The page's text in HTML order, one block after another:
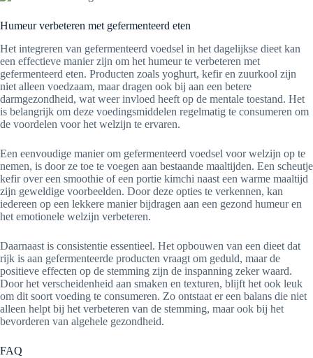
Humeur verbeteren met gefermenteerd eten
Het integreren van gefermenteerd voedsel in het dagelijkse dieet kan
een effectieve manier zijn om het humeur te verbeteren met
gefermenteerd eten. Producten zoals yoghurt, kefir en zuurkool zijn
niet alleen voedzaam, maar dragen ook bij aan een betere
darmgezondheid, wat weer invloed heeft op de mentale toestand. Het
is belangrijk om deze voedingsmiddelen regelmatig te consumeren om
de voordelen voor het welzijn te ervaren.
Een eenvoudige manier om gefermenteerd voedsel voor welzijn op te
nemen, is door ze toe te voegen aan bestaande maaltijden. Een scheutje
kefir over een smoothie of een portie kimchi naast een warme maaltijd
zijn geweldige voorbeelden. Door deze opties te verkennen, kan
iedereen op een lekkere manier bijdragen aan een gezond humeur en
het emotionele welzijn verbeteren.
Daarnaast is consistentie essentieel. Het opbouwen van een dieet dat
rijk is aan gefermenteerde producten vraagt om geduld, maar de
positieve effecten op de stemming zijn de inspanning zeker waard.
Door het verscheidenheid aan smaken en texturen, blijft het ook leuk
om dit soort voeding te consumeren. Zo ontstaat er een balans die niet
alleen helpt bij het verbeteren van de stemming, maar ook bij het
bevorderen van algehele gezondheid.
FAQ